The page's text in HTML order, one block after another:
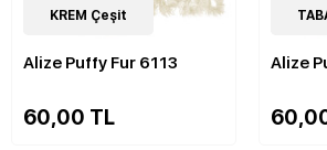
14Çeşit
KREM Çeşit
Alize Puffy Fur 6113
60,00 TL
14
Alize